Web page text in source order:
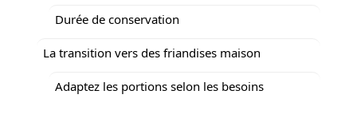
Durée de conservation
La transition vers des friandises maison
Adaptez les portions selon les besoins